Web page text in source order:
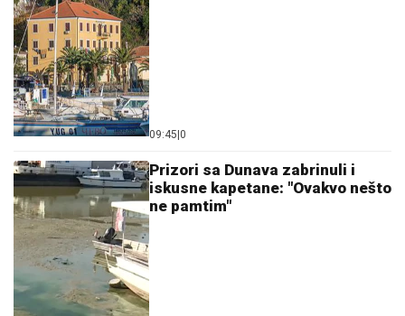
09:45 0
Prizori sa Dunava zabrinuli i
iskusne kapetane: "Ovakvo nešto
ne pamtim"